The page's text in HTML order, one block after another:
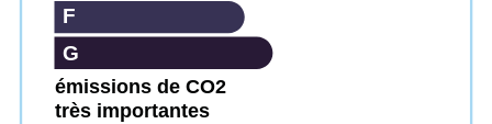
émissions de CO2
très importantes
G
F